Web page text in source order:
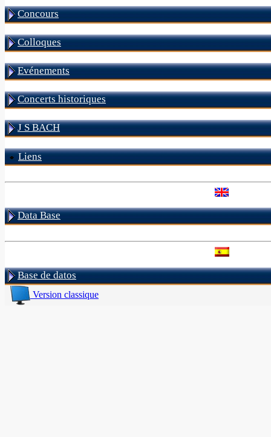
Concours
Colloques
Evénements
Concerts historiques
J S BACH
Liens
Data Base
Base de datos
Version classique